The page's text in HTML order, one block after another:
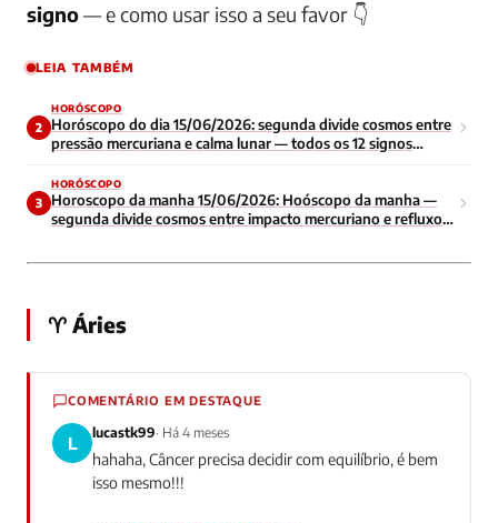
signo— e como usar isso a seu favor 👇
LEIA TAMBÉM
2
HORÓSCOPO
Horóscopo do dia 15/06/2026: segunda divide cosmos entre
pressão mercuriana e calma lunar — todos os 12 signos
3
HORÓSCOPO
Horoscopo da manha 15/06/2026: Hoóscopo da manha —
segunda divide cosmos entre impacto mercuriano e refluxo
♈ Áries
COMENTÁRIO EM DESTAQUE
L lucastk99· Há 4 meses
hahaha, Câncer precisa decidir com equilíbrio, é bem
isso mesmo!!!